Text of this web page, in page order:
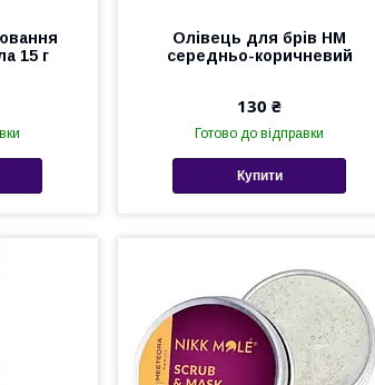
15 г
Олівець для брів НМ
середньо-коричневий
130 ₴
Готово до відправки
Купити